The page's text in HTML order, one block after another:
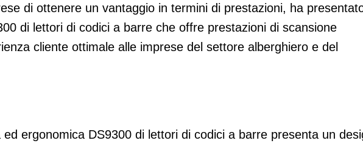
di ottenere un vantaggio in termini di prestazioni, ha
di lettori di codici a barre che offre prestazioni di scansione
cliente ottimale alle imprese del settore alberghiero e del
ergonomica DS9300 di lettori di codici a barre presenta un